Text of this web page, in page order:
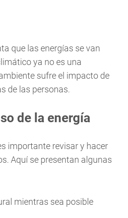
que las energías se van
ya no es una
sufre el impacto de
de las personas.
de la energía
importante revisar y hacer
Aquí se presentan algunas
mientras sea posible